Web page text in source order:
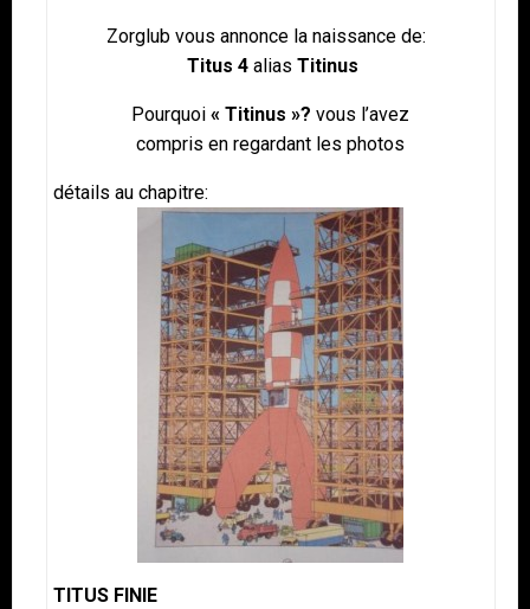
Zorglub vous annonce la naissance de:
Titus4 aliasTitinus
Pourquoi « Titinus »?vous l’avez
compris en regardant les photos
détails au chapitre:
TITUS FINIE